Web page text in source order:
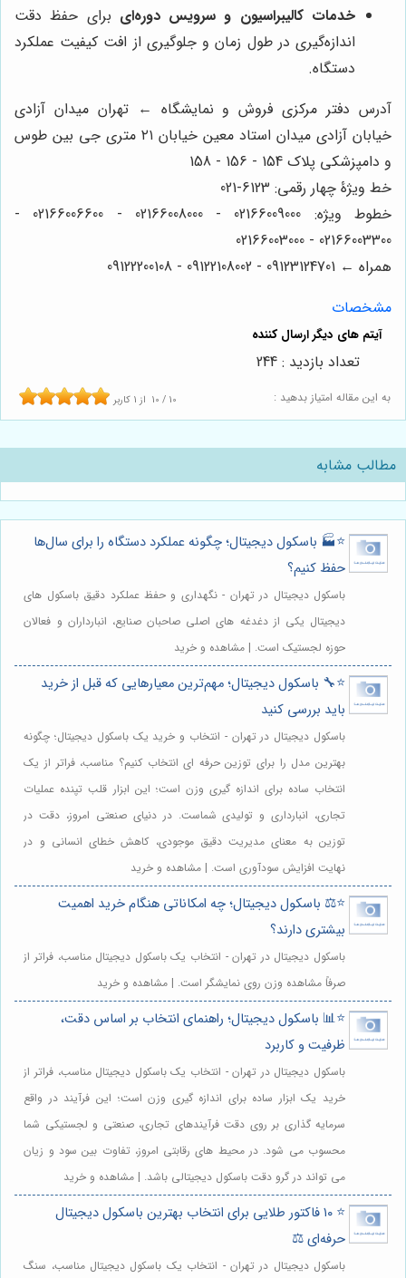
خدمات کالیبراسیون و سرویس دوره‌ای برای حفظ دقت
اندازه‌گیری در طول زمان و جلوگیری از افت کیفیت عملکرد
دستگاه.
آدرس دفتر مرکزی فروش و نمایشگاه ← تهران میدان آزادی
خیابان آزادی میدان استاد معین خیابان ۲۱ متری جی بین طوس
و دامپزشکی پلاک 154 - 156 - 158
خط ویژۀ چهار رقمی: 6123-021
خطوط ویژه: 02166009000 - 02166008000 - 02166006600 -
02166003300 - 02166003000
همراه ← 09123124701 - 09122108002 - 09122200108
مشخصات
به این مقاله امتیاز بدهید : 10 / 10 از 1 کاربر
تعداد بازدید : 244
مطالب مشابه
⭐️🏭 باسکول دیجیتال؛ چگونه عملکرد دستگاه را برای سال‌ها
حفظ کنیم؟
باسکول دیجیتال در تهران - نگهداری و حفظ عملکرد دقیق باسکول های
دیجیتال یکی از دغدغه های اصلی صاحبان صنایع، انبارداران و فعالان
حوزه لجستیک است. | مشاهده و خرید
⭐️🔧 باسکول دیجیتال؛ مهم‌ترین معیارهایی که قبل از خرید
باید بررسی کنید
باسکول دیجیتال در تهران - انتخاب و خرید یک باسکول دیجیتال؛ چگونه
بهترین مدل را برای توزین حرفه ای انتخاب کنیم؟ مناسب، فراتر از یک
انتخاب ساده برای اندازه گیری وزن است؛ این ابزار قلب تپنده عملیات
تجاری، انبارداری و تولیدی شماست. در دنیای صنعتی امروز، دقت در
توزین به معنای مدیریت دقیق موجودی، کاهش خطای انسانی و در
نهایت افزایش سودآوری است. | مشاهده و خرید
⭐️⚖️ باسکول دیجیتال؛ چه امکاناتی هنگام خرید اهمیت
بیشتری دارند؟
باسکول دیجیتال در تهران - انتخاب یک باسکول دیجیتال مناسب، فراتر از
صرفاً مشاهده وزن روی نمایشگر است. | مشاهده و خرید
⭐️📊 باسکول دیجیتال؛ راهنمای انتخاب بر اساس دقت،
ظرفیت و کاربرد
باسکول دیجیتال در تهران - انتخاب یک باسکول دیجیتال مناسب، فراتر از
خرید یک ابزار ساده برای اندازه گیری وزن است؛ این فرآیند در واقع
سرمایه گذاری بر روی دقت فرآیندهای تجاری، صنعتی و لجستیکی شما
محسوب می شود. در محیط های رقابتی امروز، تفاوت بین سود و زیان
می تواند در گرو دقت باسکول دیجیتالی باشد. | مشاهده و خرید
⭐️ ۱۰ فاکتور طلایی برای انتخاب بهترین باسکول دیجیتال
حرفه‌ای ⚖️
باسکول دیجیتال در تهران - انتخاب یک باسکول دیجیتال مناسب، سنگ